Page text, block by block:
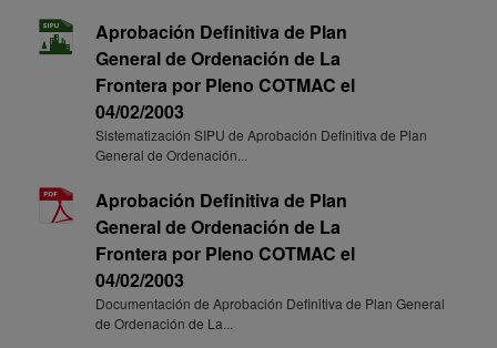
Aprobación Definitiva de Plan
General de Ordenación de La
Frontera por Pleno COTMAC el
04/02/2003
Sistematización SIPU de Aprobación Definitiva de Plan
General de Ordenación...
Aprobación Definitiva de Plan
General de Ordenación de La
Frontera por Pleno COTMAC el
04/02/2003
Documentación de Aprobación Definitiva de Plan General
de Ordenación de La...